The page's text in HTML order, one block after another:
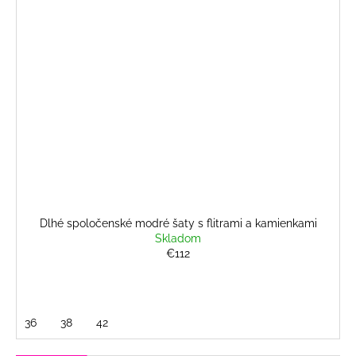
Dlhé spoločenské modré šaty s flitrami a kamienkami
Skladom
€112
36 38 42